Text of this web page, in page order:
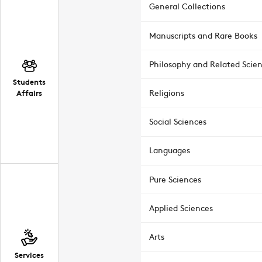
Students
Affairs
Services
General Collections
Manuscripts and Rare Books
Philosophy and Related
Religions
Social Sciences
Languages
Pure Sciences
Applied Sciences
Arts